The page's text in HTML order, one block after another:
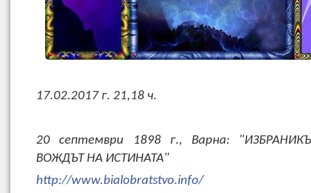
17.02.2017 г. 21,18 ч.
20 септември 1898 г., Варна:
ВОЖДЪТ НА ИСТИНАТА"
http://www.bialobratstvo.info/